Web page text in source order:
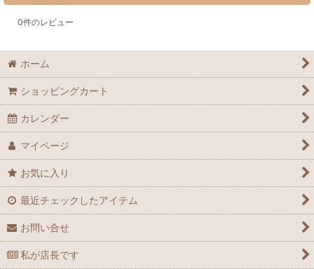
0件のレビュー
ホーム
ショッピングカート
カレンダー
マイページ
お気に入り
最近チェックしたアイテム
お問い合せ
私が店長です